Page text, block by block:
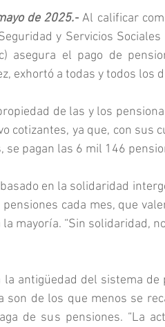
de 2025.- Al calificar
y Servicios
asegura el pago de
exhortó a todas y todos los
de las y los
cotizantes, ya que, con sus
se pagan las 6 mil 146
en la solidaridad
cada mes, que
mayoría. “Sin solidaridad,
la antigüedad del sistema
son de los que menos se
de sus pensiones. “La